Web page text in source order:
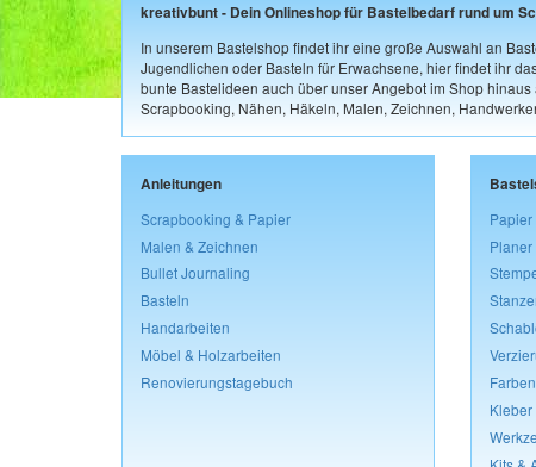
kreativbunt - Dein Onlineshop für Bastelbedarf rund um
In unserem Bastelshop findet ihr eine große Auswahl an
Jugendlichen oder Basteln für Erwachsene, hier findet ihr
bunte Bastelideen auch über unser Angebot im Shop
Scrapbooking, Nähen, Häkeln, Malen, Zeichnen,
Anleitungen
Scrapbooking & Papier
Malen & Zeichnen
Bullet Journaling
Basteln
Handarbeiten
Möbel & Holzarbeiten
Renovierungstagebuch
Papier